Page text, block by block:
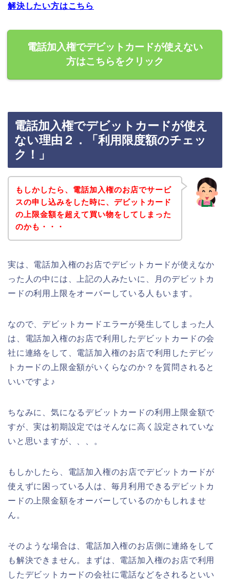
解決したい方はこちら
電話加入権でデビットカードが使えない
方はこちらをクリック
電話加入権でデビットカードが使え
ない理由２．「利用限度額のチェッ
ク！」
もしかしたら、電話加入権のお店でサービ
スの申し込みをした時に、デビットカード
の上限金額を超えて買い物をしてしまった
のかも・・・
実は、電話加入権のお店でデビットカードが使えなか
った人の中には、上記の人みたいに、月のデビットカ
ードの利用上限をオーバーしている人もいます。
なので、デビットカードエラーが発生してしまった人
は、電話加入権のお店で利用したデビットカードの会
社に連絡をして、電話加入権のお店で利用したデビッ
トカードの上限金額がいくらなのか？を質問されると
いいですよ♪
ちなみに、気になるデビットカードの利用上限金額で
すが、実は初期設定ではそんなに高く設定されていな
いと思いますが、、、。
もしかしたら、電話加入権のお店でデビットカードが
使えずに困っている人は、毎月利用できるデビットカ
ードの上限金額をオーバーしているのかもしれませ
ん。
そのような場合は、電話加入権のお店側に連絡をして
も解決できません。まずは、電話加入権のお店で利用
したデビットカードの会社に電話などをされるといい